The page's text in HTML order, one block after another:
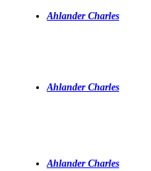
Ahlander Charles
Ahlander Charles
Ahlander Charles